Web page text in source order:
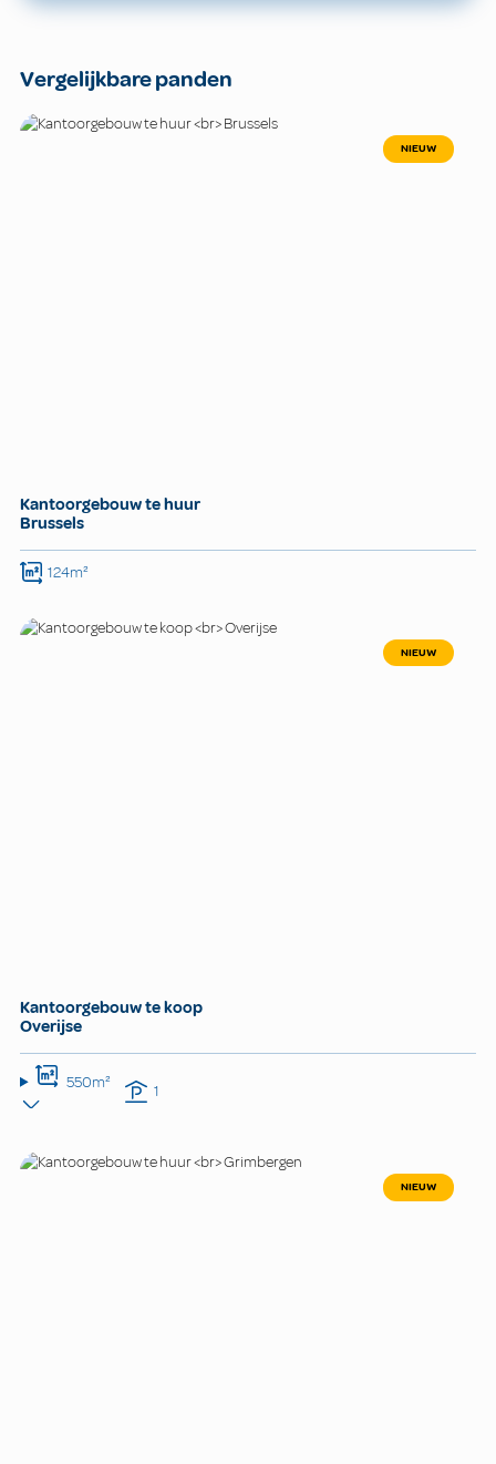
Vergelijkbare panden
NIEUW
Kantoorgebouw te huur
Brussels
124m²
NIEUW
Kantoorgebouw te koop
Overijse
550m² 1
NIEUW